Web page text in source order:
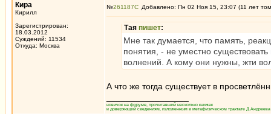
Кира
Кирилл
Зарегистрирован:
18.03.2012
Суждений: 11534
Откуда: Москва
№261187 Добавлено: Пн 02 Ноя 15, 23:07 (11 лет
Тая пишет:
Мне так думается, что память,
понятия, - не уместно
волнений. А кому они нужны, жти
А что же тогда существует в
новичок на форуме, прочитавший несколько книжек
и доверяющий сведениям, изложенным в метафизическом трактате